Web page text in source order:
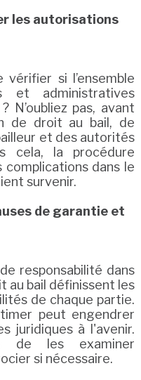
les autorisations
si l’ensemble
et administratives
N’oubliez pas, avant
de droit au bail, de
et des autorités
cela, la procédure
dans le
survenir.
de garantie et
responsabilité dans
au bail définissent les
de chaque partie.
peut engendrer
juridiques à l'avenir.
de les examiner
si nécessaire.